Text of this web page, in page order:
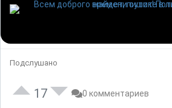
Подслушано
17 0 комментариев